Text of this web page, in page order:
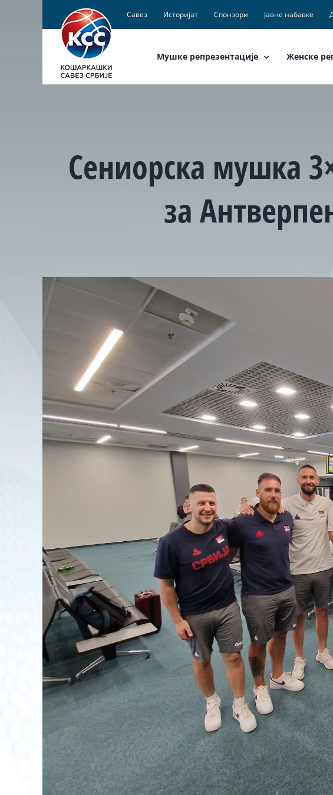
Савез Историјат Спонзори Јавне набавке
Мушке репрезентације Женске
Сениорска мушка
за